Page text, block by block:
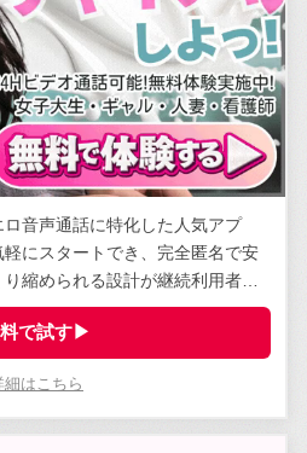
音声通話に特化した人気アプ
にスタートでき、完全匿名で安
縮められる設計が継続利用者に
で試す▶
細はこちら